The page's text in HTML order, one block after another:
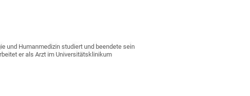
und Humanmedizin studiert und beendete sein
er als Arzt im Universitätsklinikum